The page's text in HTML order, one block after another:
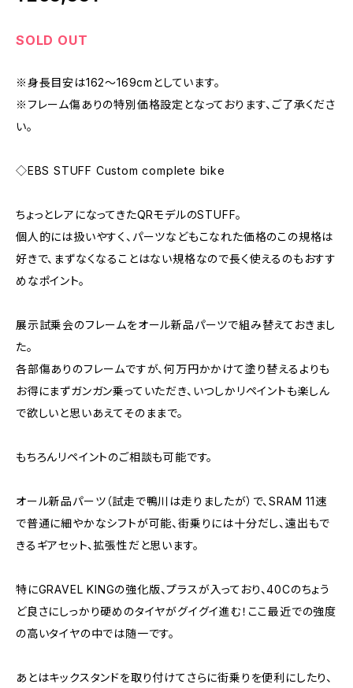
SOLD OUT
※身長目安は162〜169cmとしています。
※フレーム傷ありの特別価格設定となっております、ご了承くださ
い。
◇EBS STUFF Custom complete bike
ちょっとレアになってきたQRモデルのSTUFF。
個人的には扱いやすく、パーツなどもこなれた価格のこの規格は
好きで、まずなくなることはない規格なので長く使えるのもおすす
めなポイント。
展示試乗会のフレームをオール新品パーツで組み替えておきまし
た。
各部傷ありのフレームですが、何万円かかけて塗り替えるよりも
お得にまずガンガン乗っていただき、いつしかリペイントも楽しん
で欲しいと思いあえてそのままで。
もちろんリペイントのご相談も可能です。
オール新品パーツ（試走で鴨川は走りましたが）で、SRAM 11速
で普通に細やかなシフトが可能、街乗りには十分だし、遠出もで
きるギアセット、拡張性だと思います。
特にGRAVEL KINGの強化版、プラスが入っており、40Cのちょう
ど良さにしっかり硬めのタイヤがグイグイ進む！ここ最近での強度
の高いタイヤの中では随一です。
あとはキックスタンドを取り付けてさらに街乗りを便利にしたり、